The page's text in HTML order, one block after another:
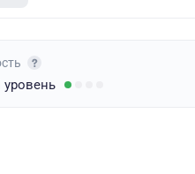
уровень